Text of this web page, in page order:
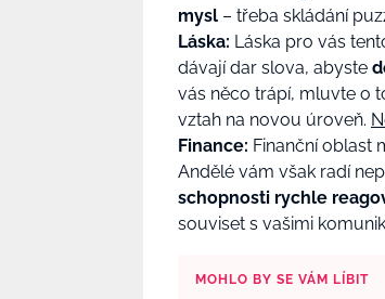
mysl – třeba skládání
Láska: Láska pro vás
dávají dar slova, abyste
vás něco trápí, mluvte o
vztah na novou úroveň.
Finance: Finanční oblast
Andělé vám však radí
schopnosti rychle
souviset s vašimi
MOHLO BY SE VÁM LÍBIT